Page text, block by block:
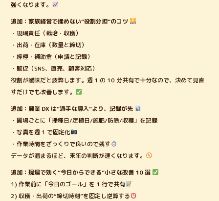
強くなります。
追加：家族経営で揉めない“役割分担”のコツ
・現場責任（栽培・収穫）
・出荷・在庫（数量と締切）
・経理・補助金（申請と記録）
・販促（SNS、直売、顧客対応）
役割が曖昧だと疲弊します。週 1 の 10 分共有で十分なので、決めて見直
すだけでも改善します。
追加：農業 DX は“派手な導入”より、記録が先
・圃場ごとに「播種日/定植日/施肥/防除/収穫」を記録
・写真を週 1 で固定化
・作業時間をざっくりで良いので残す
データが溜まるほど、来年の判断が速くなります。
追加：現場で効く“今日からできる”小さな改善 10 選
1) 作業前に「今日のゴール」を 1 行で共有
2) 収穫・出荷の“締切時刻”を固定し逆算する